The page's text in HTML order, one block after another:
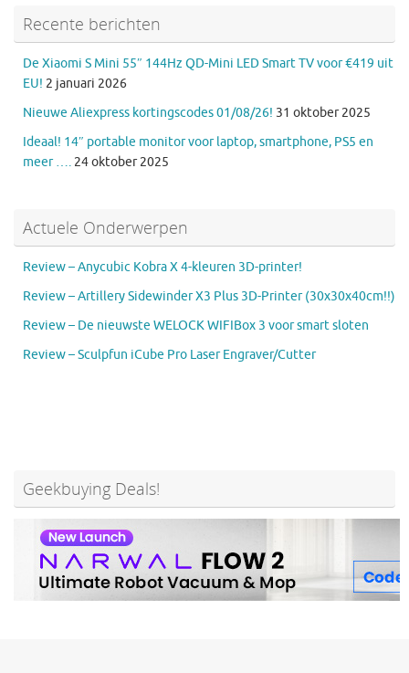
Recente berichten
De Xiaomi S Mini 55″ 144Hz QD-Mini LED Smart TV voor €419 uit
EU! 2 januari 2026
Nieuwe Aliexpress kortingscodes 01/08/26! 31 oktober 2025
Ideaal! 14″ portable monitor voor laptop, smartphone, PS5 en
meer …. 24 oktober 2025
Actuele Onderwerpen
Review – Anycubic Kobra X 4-kleuren 3D-printer!
Review – Artillery Sidewinder X3 Plus 3D-Printer (30x30x40cm!!)
Review – De nieuwste WELOCK WIFIBox 3 voor smart sloten
Review – Sculpfun iCube Pro Laser Engraver/Cutter
Geekbuying Deals!